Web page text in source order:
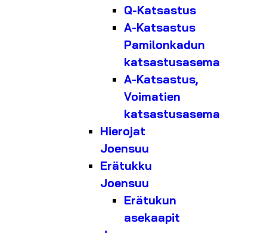
Q-Katsastus
A-Katsastus
Pamilonkadun
katsastusasema
A-Katsastus,
Voimatien
katsastusasema
Hierojat
Joensuu
Erätukku
Joensuu
Erätukun
asekaapit